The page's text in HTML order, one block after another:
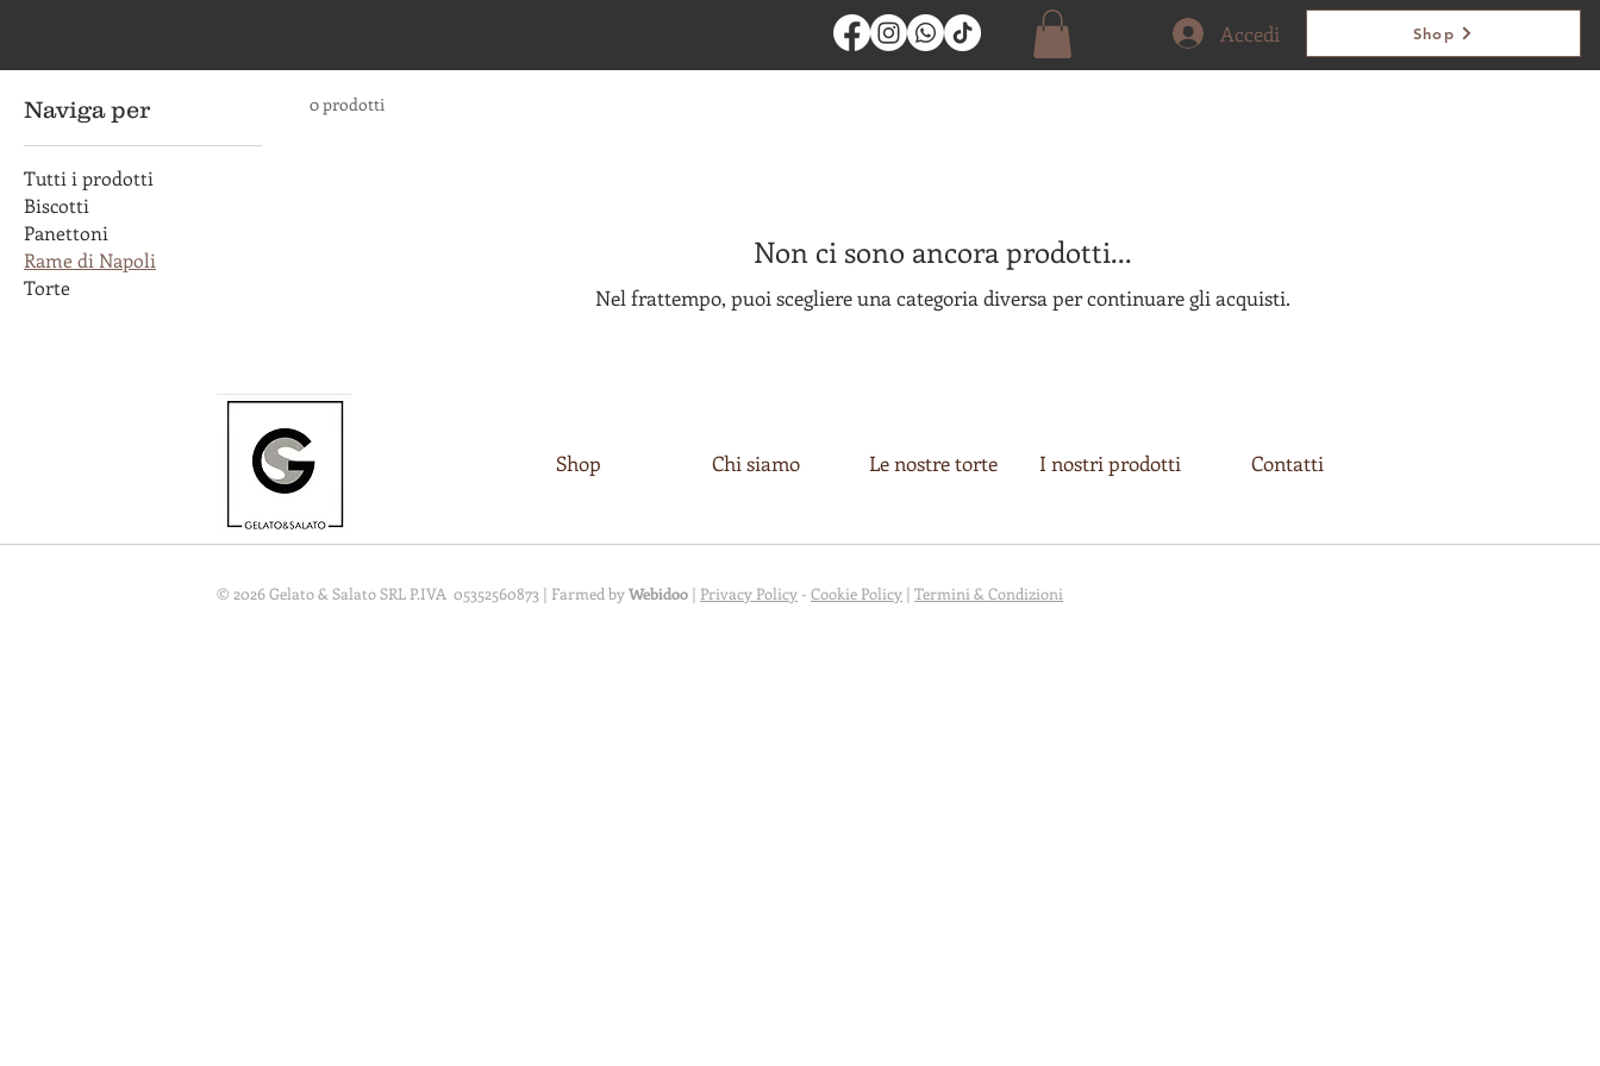
Accedi Shop
Naviga per
Tutti i prodotti
Biscotti
Panettoni
Rame di Napoli
Torte
0 prodotti
Non ci sono ancora prodotti...
Nel frattempo, puoi scegliere una categoria diversa per continuare gli acquisti.
Shop Chi siamo Le nostre torte I nostri prodotti Contatti
© 2026 Gelato & Salato SRL P.IVA 05352560873 | Farmed byWebidoo | Privacy Policy- Cookie Policy | Termini & Condizioni